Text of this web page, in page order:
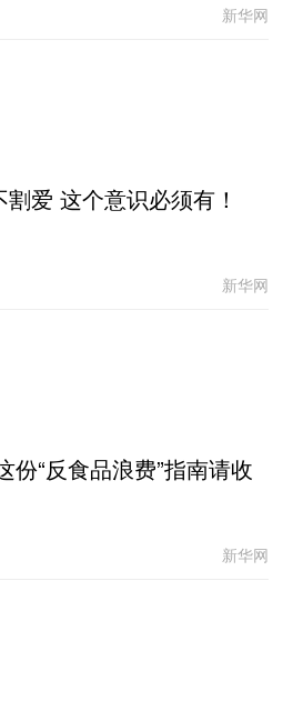
新华网
割爱 这个意识必须有！
新华网
份“反食品浪费”指南请收
新华网